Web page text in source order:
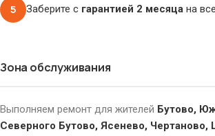
5 Заберите с гарантией 2 месяца на
Зона обслуживания
Выполняем ремонт для жителей Бутово,
Северного Бутово, Ясенево, Чертаново,